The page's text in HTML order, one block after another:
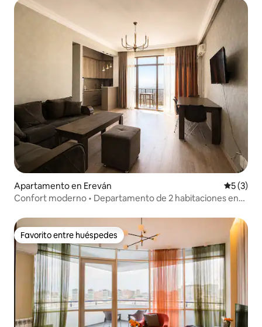
Apartamento en Ereván
5 (3)
Confort moderno • Departamento de 2 habitaciones en
Favorito entre huéspedes
Favorito entre huéspedes